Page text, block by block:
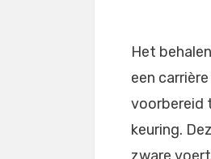
Het
een
voorbereid
keuring.